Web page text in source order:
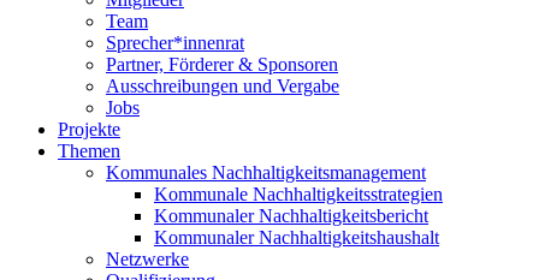
Team
Sprecher*innenrat
Partner, Förderer & Sponsoren
Ausschreibungen und Vergabe
Jobs
Projekte
Themen
Kommunales Nachhaltigkeitsmanagement
Kommunale Nachhaltigkeitsstrategien
Kommunaler Nachhaltigkeitsbericht
Kommunaler Nachhaltigkeitshaushalt
Netzwerke